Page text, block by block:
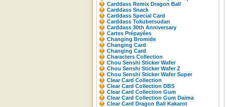
Carddass Remix Dragon Ball
Carddass Snack
Carddass Special Card
Carddass Tokubetsudan
Carddass 30th Anniversary
Cartes Prépayées
Changing Bromide
Changing Card
Changing Card
Characters Collection
Chou Senshi Sticker Wafer
Chou Senshi Sticker Wafer Z
Chou Senshi Sticker Wafer Super
Clear Card Collection
Clear Card Collection DBS
Clear Card Collection Gum
Clear Card Collection Gum Daima
Clear Card Dragon Ball Kakarot